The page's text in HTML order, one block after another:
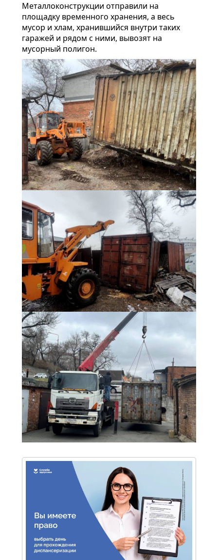
Металлоконструкции отправили на
площадку временного хранения, а весь
мусор и хлам, хранившийся внутри таких
гаражей и рядом с ними, вывозят на
мусорный полигон.